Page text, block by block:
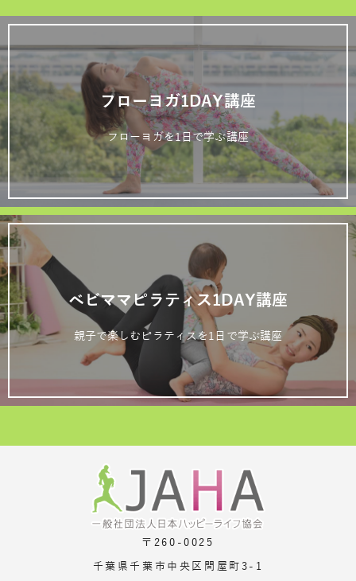
フローヨガ1DAY講座
フローヨガを1日で学ぶ講座
ベビママピラティス1DAY講座
親子で楽しむピラティスを1日で学ぶ講座
〒260-0025
千葉県千葉市中央区問屋町3-1